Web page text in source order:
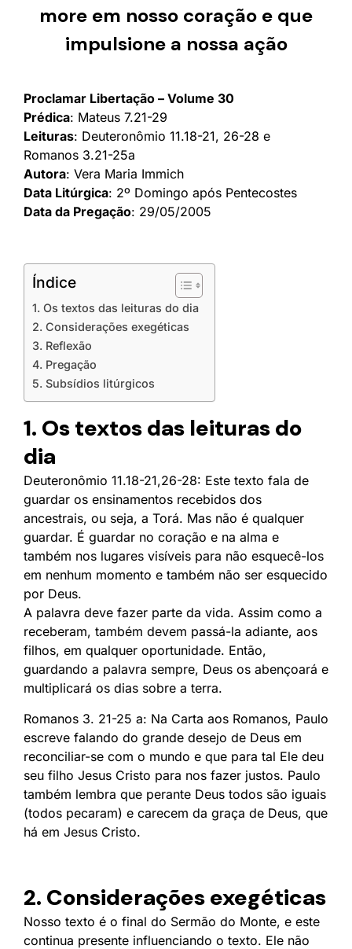
more em nosso coração e que
impulsione a nossa ação
Proclamar Libertação – Volume 30
Prédica: Mateus 7.21-29
Leituras: Deuteronômio 11.18-21, 26-28 e
Romanos 3.21-25a
Autora: Vera Maria Immich
Data Litúrgica: 2º Domingo após Pentecostes
Data da Pregação: 29/05/2005
Índice
1. Os textos das leituras do dia
2. Considerações exegéticas
3. Reflexão
4. Pregação
5. Subsídios litúrgicos
1. Os textos das leituras do
dia
Deuteronômio 11.18-21,26-28: Este texto fala de
guardar os ensinamentos recebidos dos
ancestrais, ou seja, a Torá. Mas não é qualquer
guardar. É guardar no coração e na alma e
também nos lugares visíveis para não esquecê-los
em nenhum momento e também não ser esquecido
por Deus.
A palavra deve fazer parte da vida. Assim como a
receberam, também devem passá-la adiante, aos
filhos, em qualquer oportunidade. Então,
guardando a palavra sempre, Deus os abençoará e
multiplicará os dias sobre a terra.
Romanos 3. 21-25 a: Na Carta aos Romanos, Paulo
escreve falando do grande desejo de Deus em
reconciliar-se com o mundo e que para tal Ele deu
seu filho Jesus Cristo para nos fazer justos. Paulo
também lembra que perante Deus todos são iguais
(todos pecaram) e carecem da graça de Deus, que
há em Jesus Cristo.
2. Considerações exegéticas
Nosso texto é o final do Sermão do Monte, e este
continua presente influenciando o texto. Ele não